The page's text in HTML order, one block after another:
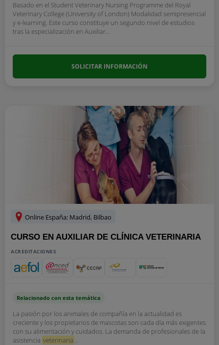
Basado en el Student Veterinary Nursing Programme del Royal
Veterinary College (University of London) Modalidad semipresencial
y e-learning. Este curso constituye un segundo nivel de estudios
tras la especialización en Auxiliar...
SOLICITAR INFORMACIÓN
Online España: Madrid, Bilbao
CURSO EN AUXILIAR DE CLÍNICA VETERINARIA
ACREDITACIONES
Relacionado con esta temática
La pasión por los animales de compañía en la actualidad es
creciente y los propietarios de mascotas son cada día más exigentes
con su alimentación y cuidados. La demanda de profesionales de la
asistencia veterinaria ...